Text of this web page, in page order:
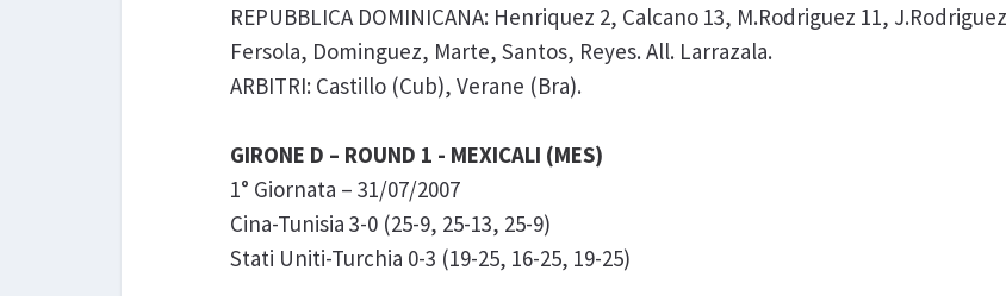
REPUBBLICA DOMINICANA: Henriquez 2, Calcano 13, M.Rodriguez 11,
Fersola, Dominguez, Marte, Santos, Reyes. All. Larrazala.
ARBITRI: Castillo (Cub), Verane (Bra).
GIRONE D – ROUND 1 - MEXICALI (MES)
1° Giornata – 31/07/2007
Cina-Tunisia 3-0 (25-9, 25-13, 25-9)
Stati Uniti-Turchia 0-3 (19-25, 16-25, 19-25)